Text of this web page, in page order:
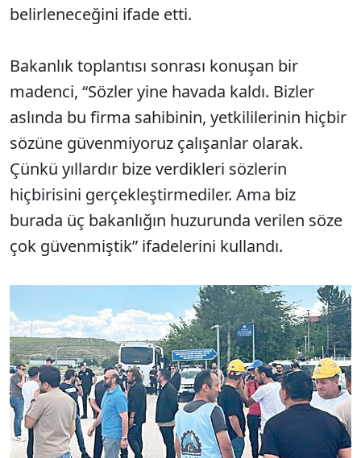
belirleneceğini ifade etti.
Bakanlık toplantısı sonrası konuşan bir
madenci, “Sözler yine havada kaldı. Bizler
aslında bu firma sahibinin, yetkililerinin hiçbir
sözüne güvenmiyoruz çalışanlar olarak.
Çünkü yıllardır bize verdikleri sözlerin
hiçbirisini gerçekleştirmediler. Ama biz
burada üç bakanlığın huzurunda verilen söze
çok güvenmiştik” ifadelerini kullandı.